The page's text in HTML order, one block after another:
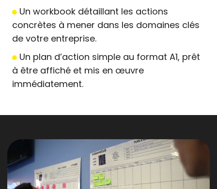
Un workbook détaillant les actions
concrètes à mener dans les domaines clés
de votre entreprise.
Un plan d’action simple au format A1, prêt
à être affiché et mis en œuvre
immédiatement.